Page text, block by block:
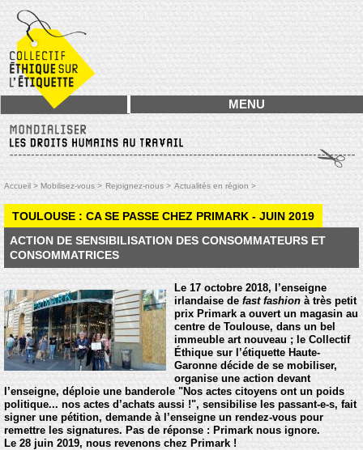
MENU
Accueil > Mobilisez-vous > Rejoignez-nous > Actualités en région >
TOULOUSE : CA SE PASSE CHEZ PRIMARK - JUIN 2019
ACTION DE SENSIBILISATION DES CONSOMMATEURS ET
CONSOMMATRICES
Le 17 octobre 2018, l’enseigne
irlandaise de fast fashion à très petit
prix Primark a ouvert un magasin au
centre de Toulouse, dans un bel
immeuble art nouveau ; le Collectif
Éthique sur l’étiquette Haute-
Garonne décide de se mobiliser,
organise une action devant
l’enseigne, déploie une banderole "Nos actes citoyens ont un poids
politique... nos actes d’achats aussi !", sensibilise les passant-e-s, fait
signer une pétition, demande à l’enseigne un rendez-vous pour
remettre les signatures. Pas de réponse : Primark nous ignore.
Le 28 juin 2019, nous revenons chez Primark !